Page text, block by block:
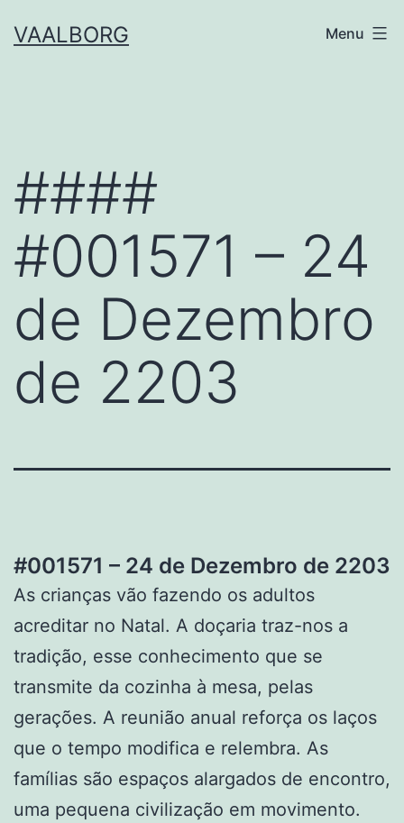
toVAALBORG Menu
####
#001571 – 24
de Dezembro
de 2203
#001571 – 24 de Dezembro de 2203
As crianças vão fazendo os adultos
acreditar no Natal. A doçaria traz-nos a
tradição, esse conhecimento que se
transmite da cozinha à mesa, pelas
gerações. A reunião anual reforça os laços
que o tempo modifica e relembra. As
famílias são espaços alargados de encontro,
uma pequena civilização em movimento.